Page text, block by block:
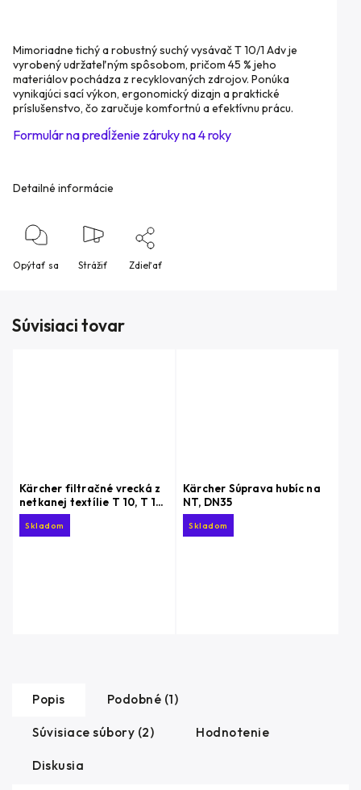
Mimoriadne tichý a robustný suchý vysávač T 10/1 Adv je
vyrobený udržateľným spôsobom, pričom 45 % jeho
materiálov pochádza z recyklovaných zdrojov. Ponúka
vynikajúci sací výkon, ergonomický dizajn a praktické
príslušenstvo, čo zaručuje komfortnú a efektívnu prácu.
Formulár na predĺženie záruky na 4 roky
Detailné informácie
Opýtať sa Strážiť Zdieľať
Súvisiaci tovar
Kärcher filtračné vrecká z
netkanej textílie T 10, T 15,
10 ks
Skladom
Kärcher Súprava hubíc na
NT, DN35
Skladom
Popis Podobné (1)
Súvisiace súbory (2) Hodnotenie
Diskusia